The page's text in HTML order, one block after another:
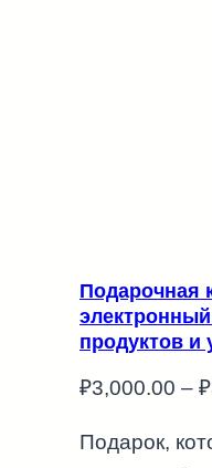
Подарочная
продуктов и
₽3,000.00 – ₽
Подарок,